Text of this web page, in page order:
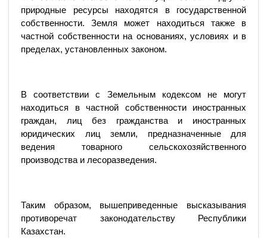
природные ресурсы находятся в государственной
собственности. Земля может находиться также в
частной собственности на основаниях, условиях и в
пределах, установленных законом.
В соответствии с Земельным кодексом не могут
находиться в частной собственности иностранных
граждан, лиц без гражданства и иностранных
юридических лиц земли, предназначенные для
ведения товарного сельскохозяйственного
производства и лесоразведения.
Таким образом, вышеприведенные высказывания
противоречат законодательству Республики
Казахстан.